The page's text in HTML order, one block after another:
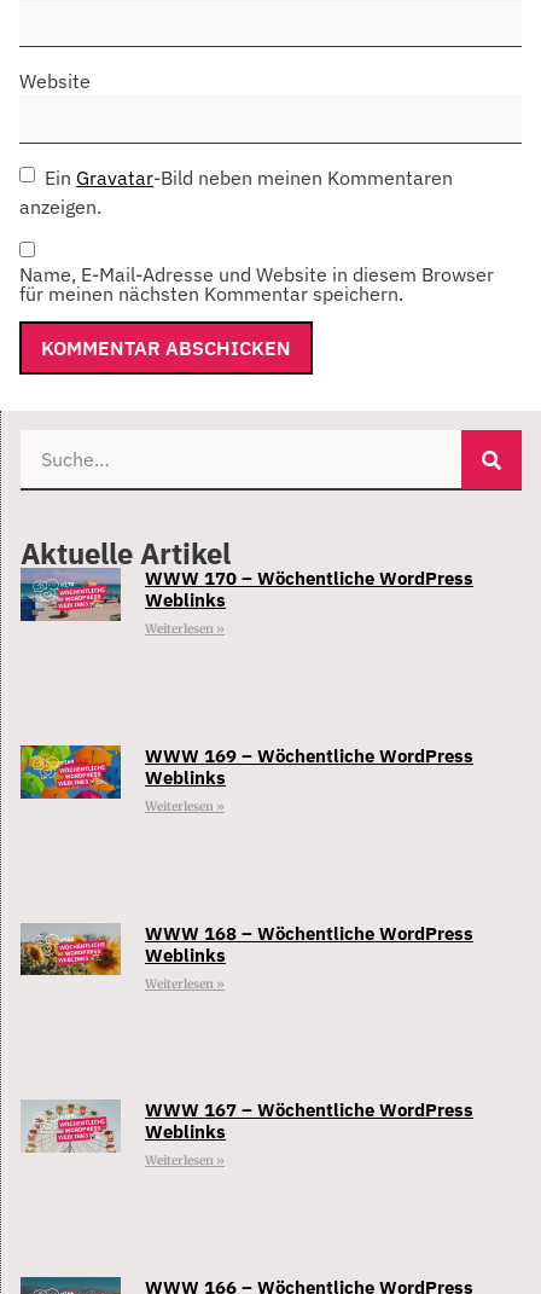
Website
Ein Gravatar-Bild neben meinen Kommentaren
anzeigen.
Name, E-Mail-Adresse und Website in diesem Browser
für meinen nächsten Kommentar speichern.
Aktuelle Artikel
WWW 170 – Wöchentliche WordPress
Weblinks
Weiterlesen »
WWW 169 – Wöchentliche WordPress
Weblinks
Weiterlesen »
WWW 168 – Wöchentliche WordPress
Weblinks
Weiterlesen »
WWW 167 – Wöchentliche WordPress
Weblinks
Weiterlesen »
WWW 166 – Wöchentliche WordPress